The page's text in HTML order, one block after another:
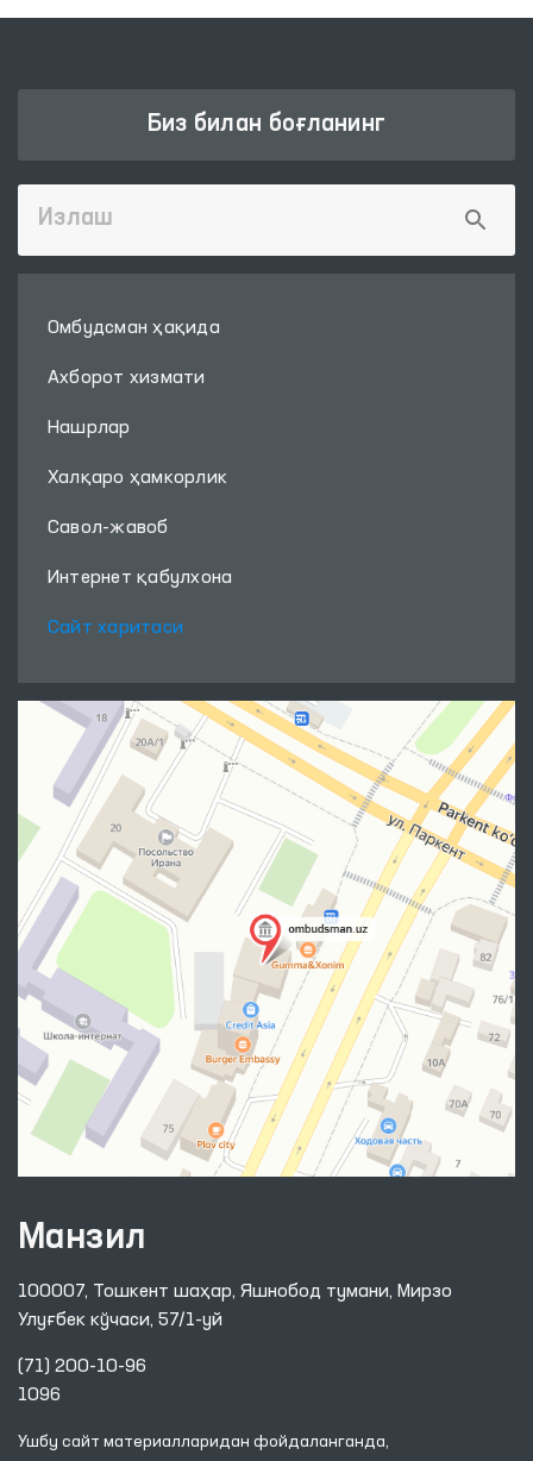
Биз билан боғланинг
Омбудсман ҳақида
Ахборот хизмати
Нашрлар
Халқаро ҳамкорлик
Савол-жавоб
Интернет қабулхона
Сайт харитаси
Манзил
100007, Тошкент шаҳар, Яшнобод тумани, Мирзо
Улуғбек кўчаси, 57/1-уй
(71) 200-10-96
1096
Ушбу сайт материалларидан фойдаланганда,